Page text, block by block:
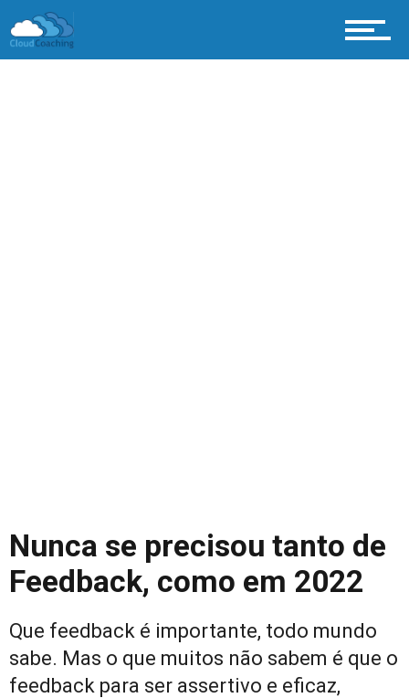
Nunca se precisou tanto de
Feedback, como em 2022
Que feedback é importante, todo mundo
sabe. Mas o que muitos não sabem é que o
feedback para ser assertivo e eficaz,